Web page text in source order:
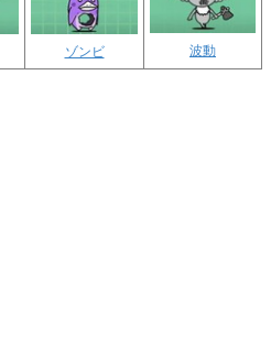
ゾンビ 波動